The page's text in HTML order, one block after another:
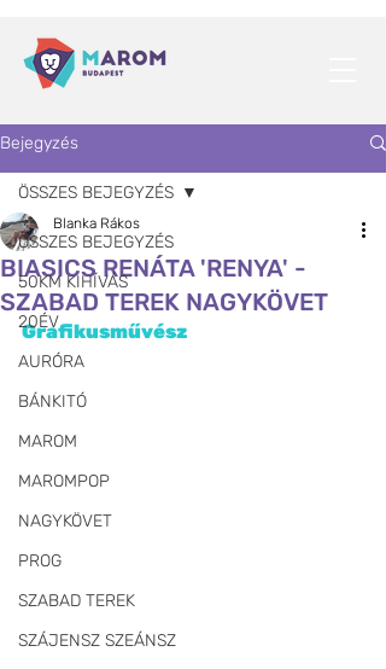
Bejegyzés
ÖSSZES BEJEGYZÉS
50KM KIHÍVÁS
20ÉV
AURÓRA
BÁNKITÓ
MAROM
MAROMPOP
NAGYKÖVET
PROG
SZABAD TEREK
SZÁJENSZ SZEÁNSZ
ÖSSZES BEJEGYZÉS
BIASICS RENÁTA 'RENYA' -
SZABAD TEREK NAGYKÖVET
Blanka Rákos
Grafikusművész